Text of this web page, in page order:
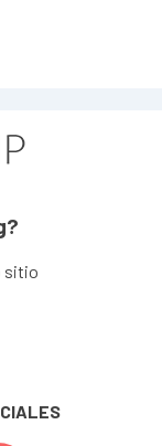
sitio